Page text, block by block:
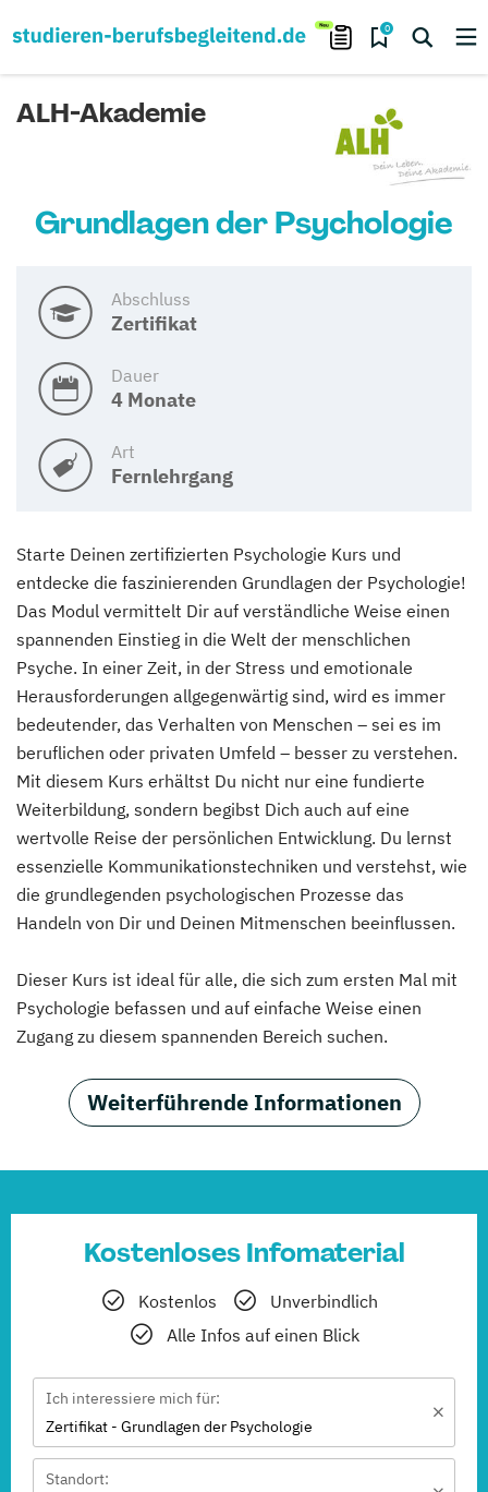
0
ALH-Akademie
Grundlagen der Psychologie
Abschluss
Zertifikat
Dauer
4 Monate
Art
Fernlehrgang
Starte Deinen zertifizierten Psychologie Kurs und
entdecke die faszinierenden Grundlagen der Psychologie!
Das Modul vermittelt Dir auf verständliche Weise einen
spannenden Einstieg in die Welt der menschlichen
Psyche. In einer Zeit, in der Stress und emotionale
Herausforderungen allgegenwärtig sind, wird es immer
bedeutender, das Verhalten von Menschen – sei es im
beruflichen oder privaten Umfeld – besser zu verstehen.
Mit diesem Kurs erhältst Du nicht nur eine fundierte
Weiterbildung, sondern begibst Dich auch auf eine
wertvolle Reise der persönlichen Entwicklung. Du lernst
essenzielle Kommunikationstechniken und verstehst, wie
die grundlegenden psychologischen Prozesse das
Handeln von Dir und Deinen Mitmenschen beeinflussen.
Dieser Kurs ist ideal für alle, die sich zum ersten Mal mit
Psychologie befassen und auf einfache Weise einen
Zugang zu diesem spannenden Bereich suchen.
Weiterführende Informationen
Kostenloses Infomaterial
Kostenlos
Unverbindlich
Alle Infos auf einen Blick
Ich interessiere mich für:
Zertifikat - Grundlagen der Psychologie
Standort: